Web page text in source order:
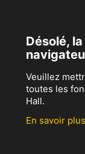
Désolé,
Veuillez
toutes les
Hall.
En savoir plus